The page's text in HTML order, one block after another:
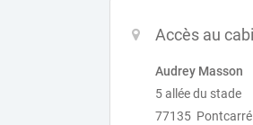
Accès au
Audrey Masson
5 allée du stade
77135 Pontcarré